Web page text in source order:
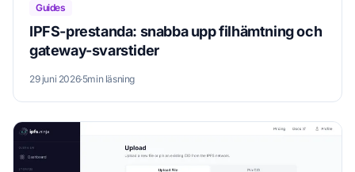
Guides
IPFS-prestanda: snabba upp filhämtning och
gateway-svarstider
29 juni 2026·5min läsning